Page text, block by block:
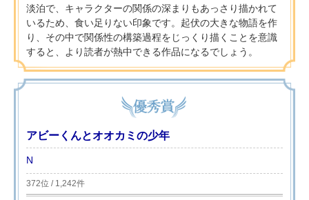
淡泊で、キャラクターの関係の深まりもあっさり描かれて
いるため、食い足りない印象です。起伏の大きな物語を作
り、その中で関係性の構築過程をじっくり描くことを意識
すると、より読者が熱中できる作品になるでしょう。
アビーくんとオオカミの少年
N
372位 / 1,242件